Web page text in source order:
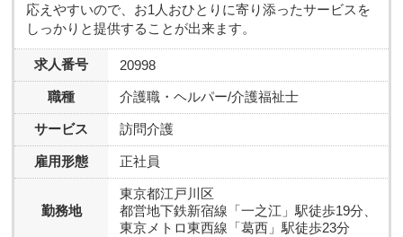
応えやすいので、お1人おひとりに寄り添ったサービスを
しっかりと提供することが出来ます。
求人番号 20998
職種 介護職・ヘルパー/介護福祉士
サービス 訪問介護
雇用形態 正社員
勤務地
東京都江戸川区
都営地下鉄新宿線「一之江」駅徒歩19分、
東京メトロ東西線「葛西」駅徒歩23分